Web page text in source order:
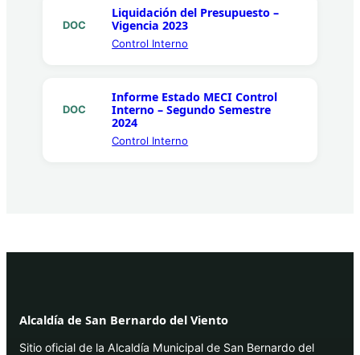
DOC
Liquidación del Presupuesto –
Vigencia 2023
Control Interno
DOC
Informe Estado MECI Control
Interno – Segundo Semestre
2024
Control Interno
Alcaldía de San Bernardo del Viento
Sitio oficial de la Alcaldía Municipal de San Bernardo del